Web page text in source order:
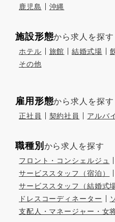
鹿児島
沖縄
施設形態から求人を探す
ホテル 旅館 結婚式場
その他
雇用形態から求人を探す
正社員 契約社員 アルバ
職種別 から求人を探す
フロント・コンシェルジュ
サービススタッフ（宿泊）
サービススタッフ（結婚式場
ドレスコーディネーター
支配人・マネージャー・女